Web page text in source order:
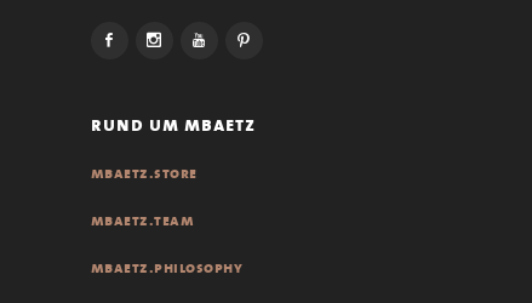
rund um mbaetz
mbaetz.store
mbaetz.team
mbaetz.philosophy